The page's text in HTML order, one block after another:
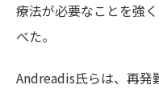
療法が必要なことを強
べた。
Andreadis氏らは、再発